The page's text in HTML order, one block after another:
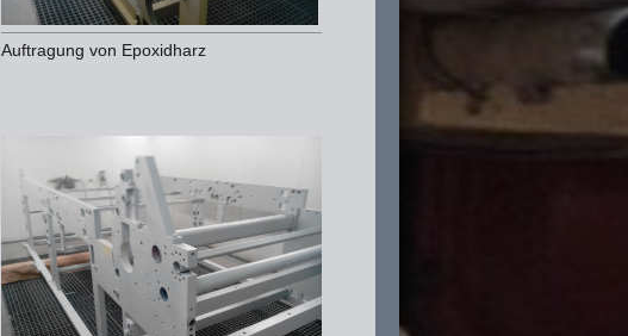
Auftragung von Epoxidharz